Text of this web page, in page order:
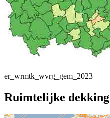
er_wrmtk_wvrg_gem_2023
Ruimtelijke dekking